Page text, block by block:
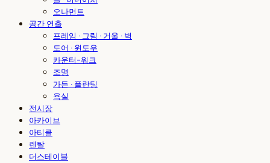
오나먼트
공간 연출
프레임 · 그림 · 거울 · 벽
도어 · 윈도우
카운터-워크
조명
가든 · 플란팅
욕실
전시장
아카이브
아티클
렌탈
더스테이블